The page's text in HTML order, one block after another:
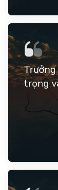
trọng